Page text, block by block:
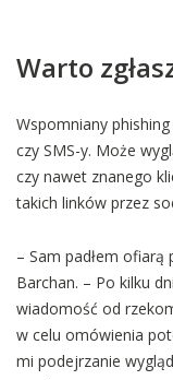
Warto
Wspomniany
czy SMS-y. Może
czy nawet znanego
takich linków przez
– Sam padłem
Barchan. – Po kilku
wiadomość od
w celu omówienia
mi podejrzanie